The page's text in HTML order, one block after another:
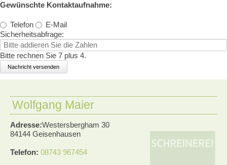
Gewünschte Kontaktaufnahme:
Telefon
E-Mail
Sicherheitsabfrage:
Bitte rechnen Sie 7 plus 4.
Wolfgang Maier
Adresse:Westersbergham 30
84144 Geisenhausen
Telefon: 08743 967454